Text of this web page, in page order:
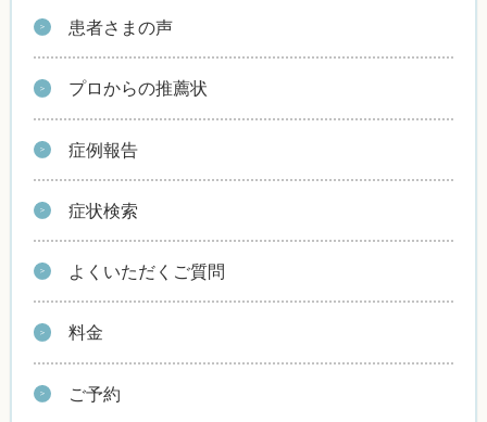
患者さまの声
プロからの推薦状
症例報告
症状検索
よくいただくご質問
料金
ご予約